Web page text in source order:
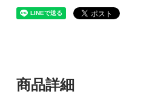
商品詳細